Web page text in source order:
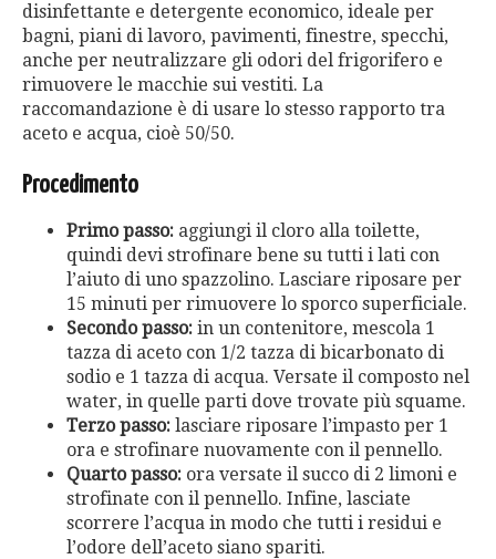
disinfettante e detergente economico, ideale per
bagni, piani di lavoro, pavimenti, finestre, specchi,
anche per neutralizzare gli odori del frigorifero e
rimuovere le macchie sui vestiti. La
raccomandazione è di usare lo stesso rapporto tra
aceto e acqua, cioè 50/50.
Procedimento
Primo passo: aggiungi il cloro alla toilette,
quindi devi strofinare bene su tutti i lati con
l’aiuto di uno spazzolino. Lasciare riposare per
15 minuti per rimuovere lo sporco superficiale.
Secondo passo: in un contenitore, mescola 1
tazza di aceto con 1/2 tazza di bicarbonato di
sodio e 1 tazza di acqua. Versate il composto nel
water, in quelle parti dove trovate più squame.
Terzo passo: lasciare riposare l’impasto per 1
ora e strofinare nuovamente con il pennello.
Quarto passo: ora versate il succo di 2 limoni e
strofinate con il pennello. Infine, lasciate
scorrere l’acqua in modo che tutti i residui e
l’odore dell’aceto siano spariti.